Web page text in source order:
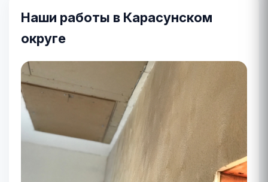
Наши работы в Карасунском
округе